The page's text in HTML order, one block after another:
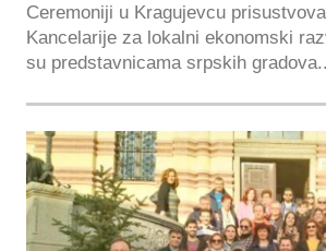
Ceremoniji u Kragujevcu
Kancelarije za lokalni ekonomski
su predstavnicama srpskih